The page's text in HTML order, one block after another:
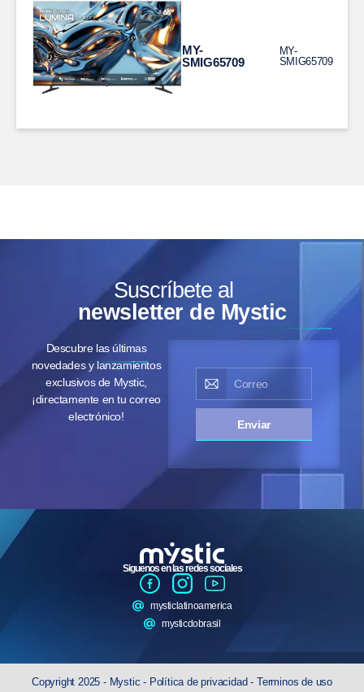
MY-
SMIG65709
MY-
SMIG65709
Suscríbete al
newsletter de Mystic
Descubre las últimas
novedades y lanzamientos
exclusivos de Mystic,
¡directamente en tu correo
electrónico!
Enviar
Siguenos en las redes sociales
mysticlatinoamerica
mysticdobrasil
Copyright 2025 - Mystic - Política de privacidad- Terminos de uso